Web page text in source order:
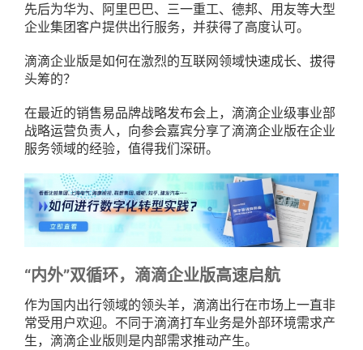
先后为华为、阿里巴巴、三一重工、德邦、用友等大型
企业集团客户提供出行服务，并获得了高度认可。
滴滴企业版是如何在激烈的互联网领域快速成长、拔得
头筹的？
在最近的销售易品牌战略发布会上，滴滴企业级事业部
战略运营负责人，向参会嘉宾分享了滴滴企业版在企业
服务领域的经验，值得我们深研。
“内外”双循环，滴滴企业版高速启航
作为国内出行领域的领头羊，滴滴出行在市场上一直非
常受用户欢迎。不同于滴滴打车业务是外部环境需求产
生，滴滴企业版则是内部需求推动产生。